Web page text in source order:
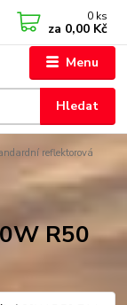
Menu
Hledat
0 ks
za 0,00 Kč
reflektorová
R50